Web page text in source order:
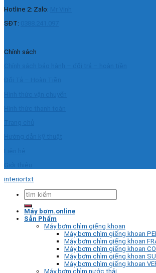
Hotline 2: Zalo:
SĐT:
Chính sách
interiortxt
Tìm
kiếm:
Máy bơm.online
Sản Phẩm
Máy bơm chìm giếng khoan
Máy bơm chìm giếng khoan
Máy bơm chìm giếng khoan
Máy bơm chìm giếng khoan
Máy bơm chìm giếng khoan
Máy bơm chìm giếng khoan
Máy bơm chìm nước thải